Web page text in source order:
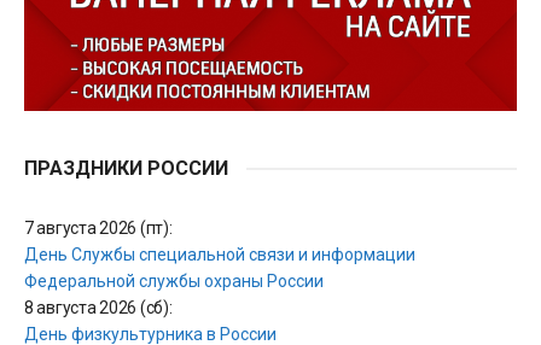
ПРАЗДНИКИ РОССИИ
7 августа 2026 (пт):
День Службы специальной связи и информации
Федеральной службы охраны России
8 августа 2026 (сб):
День физкультурника в России